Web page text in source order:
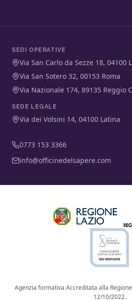
SEDI OPERATIVE
Via San Carlo da Sezze 18, 04100
Via San Sotero 32, 00153 Roma
Via Nazionale 174, 89135 Reggio
SEDE LEGALE
Via dei Volsini 14, 04100 Latina
0773 153 3366
info@officinedelsapere.com
Agenzia formativa Accreditata alla
12/10/2022.